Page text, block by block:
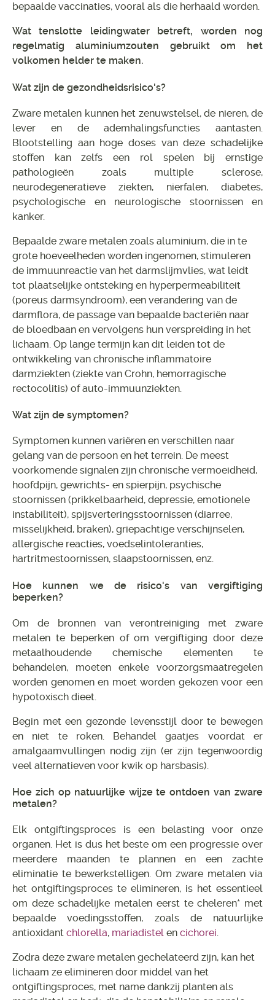
bepaalde vaccinaties, vooral als die herhaald worden.
Wat tenslotte leidingwater betreft, worden nog
regelmatig aluminiumzouten gebruikt om het
volkomen helder te maken.
Wat zijn de gezondheidsrisico's?
Zware metalen kunnen het zenuwstelsel, de nieren, de
lever en de ademhalingsfuncties aantasten.
Blootstelling aan hoge doses van deze schadelijke
stoffen kan zelfs een rol spelen bij ernstige
pathologieën zoals multiple sclerose,
neurodegeneratieve ziekten, nierfalen, diabetes,
psychologische en neurologische stoornissen en
kanker.
Bepaalde zware metalen zoals aluminium, die in te
grote hoeveelheden worden ingenomen, stimuleren
de immuunreactie van het darmslijmvlies, wat leidt
tot plaatselijke ontsteking en hyperpermeabiliteit
(poreus darmsyndroom), een verandering van de
darmflora, de passage van bepaalde bacteriën naar
de bloedbaan en vervolgens hun verspreiding in het
lichaam. Op lange termijn kan dit leiden tot de
ontwikkeling van chronische inflammatoire
darmziekten (ziekte van Crohn, hemorragische
rectocolitis) of auto-immuunziekten.
Wat zijn de symptomen?
Symptomen kunnen variëren en verschillen naar
gelang van de persoon en het terrein. De meest
voorkomende signalen zijn chronische vermoeidheid,
hoofdpijn, gewrichts- en spierpijn, psychische
stoornissen (prikkelbaarheid, depressie, emotionele
instabiliteit), spijsverteringsstoornissen (diarree,
misselijkheid, braken), griepachtige verschijnselen,
allergische reacties, voedselintoleranties,
hartritmestoornissen, slaapstoornissen, enz.
Hoe kunnen we de risico's van vergiftiging
beperken?
Om de bronnen van verontreiniging met zware
metalen te beperken of om vergiftiging door deze
metaalhoudende chemische elementen te
behandelen, moeten enkele voorzorgsmaatregelen
worden genomen en moet worden gekozen voor een
hypotoxisch dieet.
Begin met een gezonde levensstijl door te bewegen
en niet te roken. Behandel gaatjes voordat er
amalgaamvullingen nodig zijn (er zijn tegenwoordig
veel alternatieven voor kwik op harsbasis).
Hoe zich op natuurlijke wijze te ontdoen van zware
metalen?
Elk ontgiftingsproces is een belasting voor onze
organen. Het is dus het beste om een progressie over
meerdere maanden te plannen en een zachte
eliminatie te bewerkstelligen. Om zware metalen via
het ontgiftingsproces te elimineren, is het essentieel
om deze schadelijke metalen eerst te cheleren* met
bepaalde voedingsstoffen, zoals de natuurlijke
antioxidant chlorella, mariadistel en cichorei.
Zodra deze zware metalen gechelateerd zijn, kan het
lichaam ze elimineren door middel van het
ontgiftingsproces, met name dankzij planten als